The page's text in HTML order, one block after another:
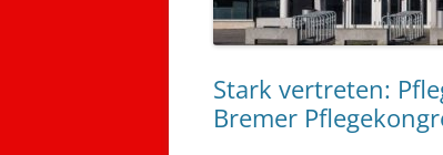
Stark vertreten:
Bremer